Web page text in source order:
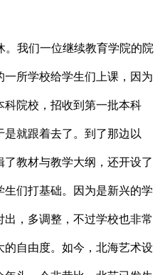
。我们一位继续教育学院的院
所学校给学生们上课，因为
院校，招收到第一批本科
就跟着去了。到了那边以
教材与教学大纲，还开设了
们打基础。因为是新兴的学
，多调整，不过学校也非常
自由度。如今，北海艺术设